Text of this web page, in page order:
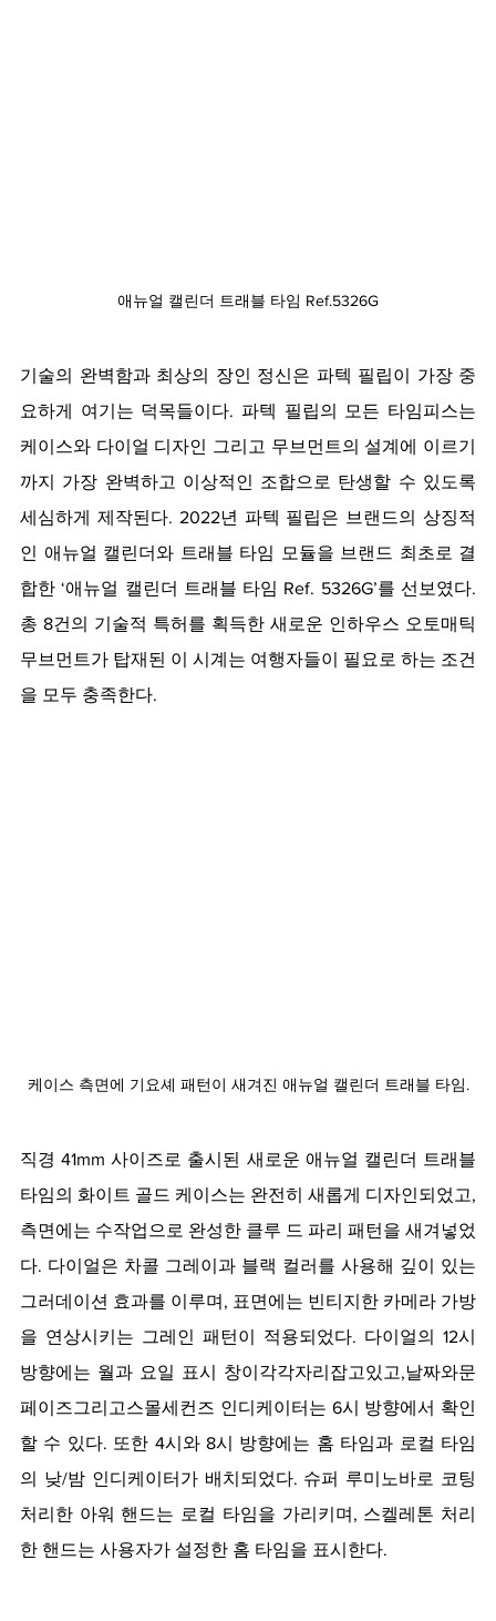
애뉴얼 캘린더 트래블 타임 Ref.5326G
기술의 완벽함과 최상의 장인 정신은 파텍 필립이 가장 중
요하게 여기는 덕목들이다. 파텍 필립의 모든 타임피스는
케이스와 다이얼 디자인 그리고 무브먼트의 설계에 이르기
까지 가장 완벽하고 이상적인 조합으로 탄생할 수 있도록
세심하게 제작된다. 2022년 파텍 필립은 브랜드의 상징적
인 애뉴얼 캘린더와 트래블 타임 모듈을 브랜드 최초로 결
합한 ‘애뉴얼 캘린더 트래블 타임 Ref. 5326G’를 선보였다.
총 8건의 기술적 특허를 획득한 새로운 인하우스 오토매틱
무브먼트가 탑재된 이 시계는 여행자들이 필요로 하는 조건
을 모두 충족한다.
케이스 측면에 기요셰 패턴이 새겨진 애뉴얼 캘린더 트래블 타임.
직경 41mm 사이즈로 출시된 새로운 애뉴얼 캘린더 트래블
타임의 화이트 골드 케이스는 완전히 새롭게 디자인되었고,
측면에는 수작업으로 완성한 클루 드 파리 패턴을 새겨넣었
다. 다이얼은 차콜 그레이과 블랙 컬러를 사용해 깊이 있는
그러데이션 효과를 이루며, 표면에는 빈티지한 카메라 가방
을 연상시키는 그레인 패턴이 적용되었다. 다이얼의 12시
방향에는 월과 요일 표시 창이각각자리잡고있고,날짜와문
페이즈그리고스몰세컨즈 인디케이터는 6시 방향에서 확인
할 수 있다. 또한 4시와 8시 방향에는 홈 타임과 로컬 타임
의 낮/밤 인디케이터가 배치되었다. 슈퍼 루미노바로 코팅
처리한 아워 핸드는 로컬 타임을 가리키며, 스켈레톤 처리
한 핸드는 사용자가 설정한 홈 타임을 표시한다.